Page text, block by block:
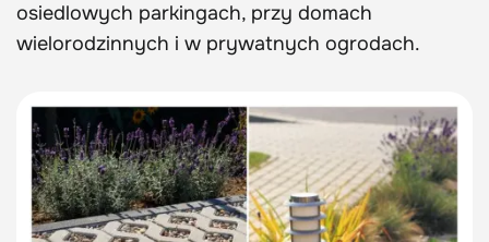
osiedlowych parkingach, przy domach
wielorodzinnych i w prywatnych ogrodach.